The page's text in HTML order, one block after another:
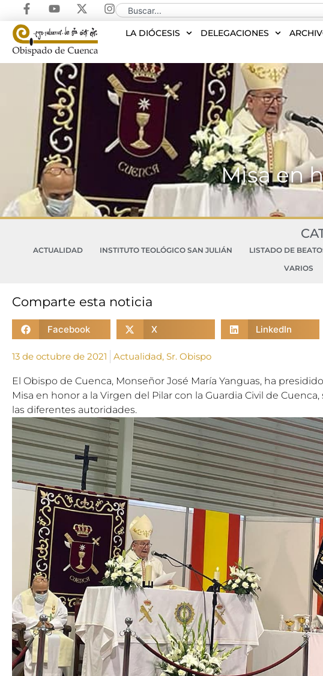
LA DIÓCESIS DELEGACIONES
Misa en
ACTUALIDAD INSTITUTO TEOLÓGICO SAN JULIÁN LISTADO DE
VARIOS
Comparte esta noticia
Facebook X LinkedIn
13 de octubre de 2021 Actualidad, Sr. Obispo
El Obispo de Cuenca, Monseñor José María Yanguas, ha
Misa en honor a la Virgen del Pilar con la Guardia Civil de Cuenca,
las diferentes autoridades.